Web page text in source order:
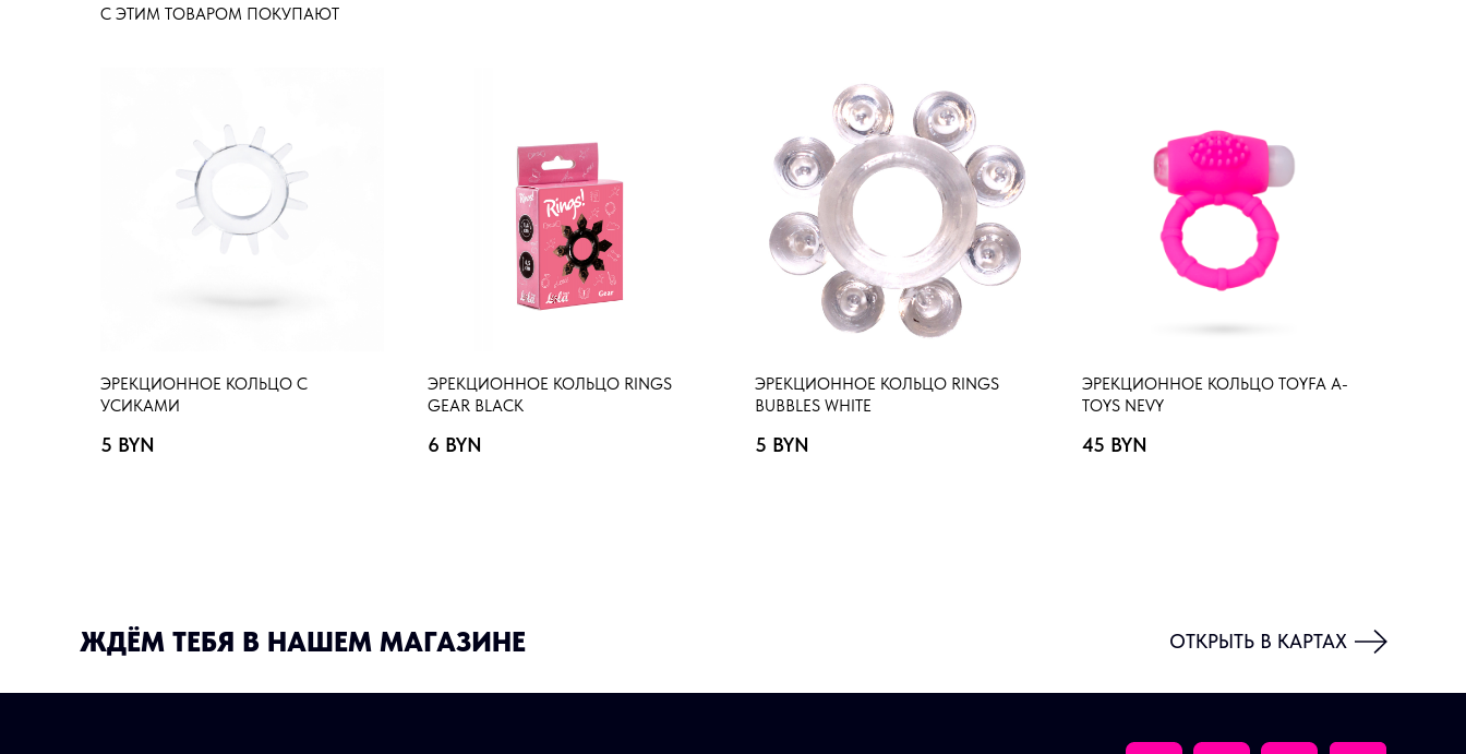
С ЭТИМ ТОВАРОМ ПОКУПАЮТ
ЭРЕКЦИОННОЕ КОЛЬЦО С
УСИКАМИ
5 BYN
ЭРЕКЦИОННОЕ КОЛЬЦО RINGS
GEAR BLACK
6 BYN
ЭРЕКЦИОННОЕ КОЛЬЦО RINGS
BUBBLES WHITE
5 BYN
ЭРЕКЦИОННОЕ КОЛЬЦО TOYFA A-
TOYS NEVY
45 BYN
ЖДЁМ ТЕБЯ В НАШЕМ МАГАЗИНЕ ОТКРЫТЬ В КАРТАХ